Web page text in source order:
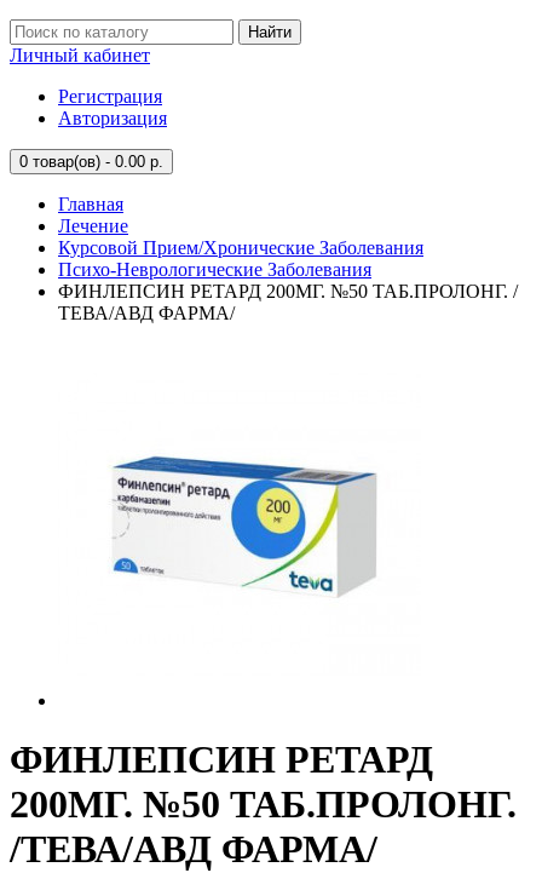
Найти
Личный кабинет
Регистрация
Авторизация
0 товар(ов) - 0.00 р.
Главная
Лечение
Курсовой Прием/Хронические Заболевания
Психо-Неврологические Заболевания
ФИНЛЕПСИН РЕТАРД 200МГ. №50 ТАБ.ПРОЛОНГ. /
ТЕВА/АВД ФАРМА/
ФИНЛЕПСИН РЕТАРД
200МГ. №50 ТАБ.ПРОЛОНГ.
/ТЕВА/АВД ФАРМА/